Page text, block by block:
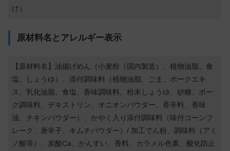
け）
原材料名とアレルギー表示
【原材料名】油揚げめん（小麦粉（国内製造）、植物油脂、食
塩、しょうゆ）、添付調味料（植物油脂、ごま、ポークエキ
ス、乳化油脂、食塩、香味調味料、粉末しょうゆ、砂糖、ポー
ク調味料、デキストリン、オニオンパウダー、香辛料、香味
油、チキンパウダー）、かやく入り添付調味料（味付コーンフ
レーク、唐辛子、キムチパウダー）/ 加工でん粉、調味料（アミ
ノ酸等）、炭酸Ca、かんすい、香料、カラメル色素、酸化防止